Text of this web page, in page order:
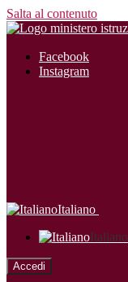
Salta al contenuto
Facebook
Instagram
Italiano
Italiano
Accedi